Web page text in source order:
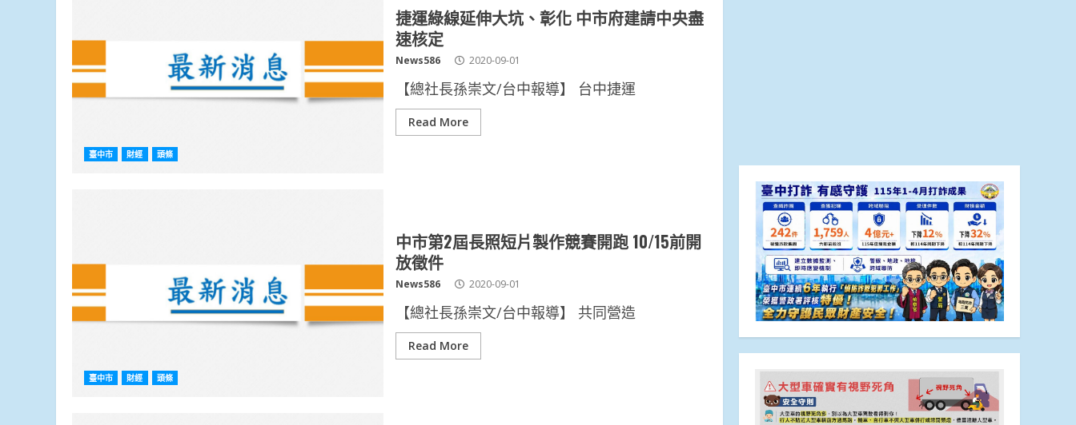
臺中市 財經 頭條
捷運綠線延伸大坑、彰化 中市府建請中央盡
速核定
News586 2020-09-01
【總社長孫崇文/台中報導】 台中捷運
Read More
臺中市 財經 頭條
中市第2屆長照短片製作競賽開跑 10/15前開
放徵件
News586 2020-09-01
【總社長孫崇文/台中報導】 共同營造
Read More